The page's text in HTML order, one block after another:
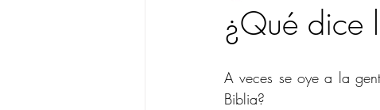
¿Qué dice
A veces se oye a la
Biblia?